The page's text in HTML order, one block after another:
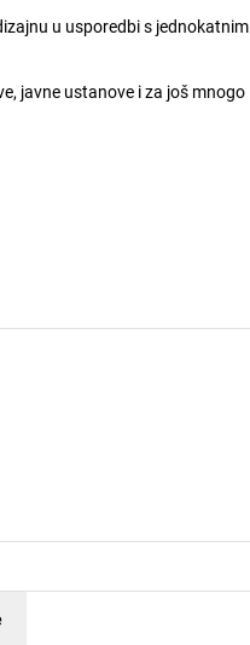
u usporedbi s jednokatnim
javne ustanove i za još mnogo